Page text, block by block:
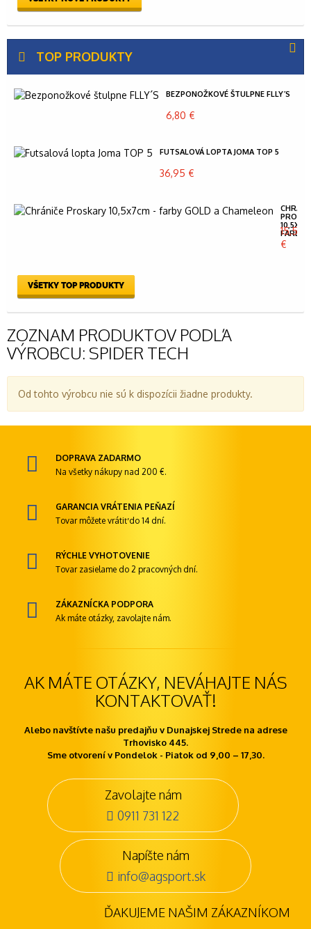
TOP PRODUKTY
BEZPONOŽKOVÉ ŠTULPNE FLLY´S
6,80 €
FUTSALOVÁ LOPTA JOMA TOP 5
36,95 €
FARBY...
15,50
€
VŠETKY TOP PRODUKTY
ZOZNAM PRODUKTOV PODĽA
VÝROBCU: SPIDER TECH
Od tohto výrobcu nie sú k dispozícii žiadne produkty.
DOPRAVA ZADARMO
Na všetky nákupy nad 200 €.
GARANCIA VRÁTENIA PEŇAZÍ
Tovar môžete vrátiť do 14 dní.
RÝCHLE VYHOTOVENIE
Tovar zasielame do 2 pracovných dní.
ZÁKAZNÍCKA PODPORA
Ak máte otázky, zavolajte nám.
AK MÁTE OTÁZKY, NEVÁHAJTE NÁS
KONTAKTOVAŤ!
Alebo navštívte našu predajňu v Dunajskej Strede na adrese
Trhovisko 445.
Sme otvorení v Pondelok - Piatok od 9,00 – 17,30.
Zavolajte nám
0911 731 122
Napíšte nám
info@agsport.sk
ĎAKUJEME NAŠIM ZÁKAZNÍKOM